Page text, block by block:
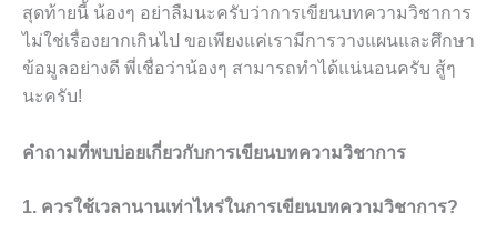
สุดท้ายนี้ น้องๆ อย่าลืมนะครับว่าการเขียนบทความวิชาการ
ไม่ใช่เรื่องยากเกินไป ขอเพียงแค่เรามีการวางแผนและศึกษา
ข้อมูลอย่างดี พี่เชื่อว่าน้องๆ สามารถทำได้แน่นอนครับ สู้ๆ
นะครับ!
คำถามที่พบบ่อยเกี่ยวกับการเขียนบทความวิชาการ
1. ควรใช้เวลานานเท่าไหร่ในการเขียนบทความวิชาการ?